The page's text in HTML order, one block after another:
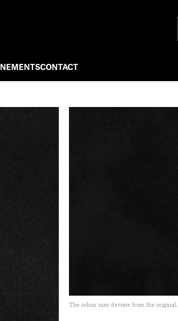
CONTACT
The colour may deviate from the original.